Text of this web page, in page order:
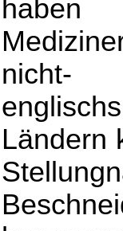
haben
nicht-
Ländern